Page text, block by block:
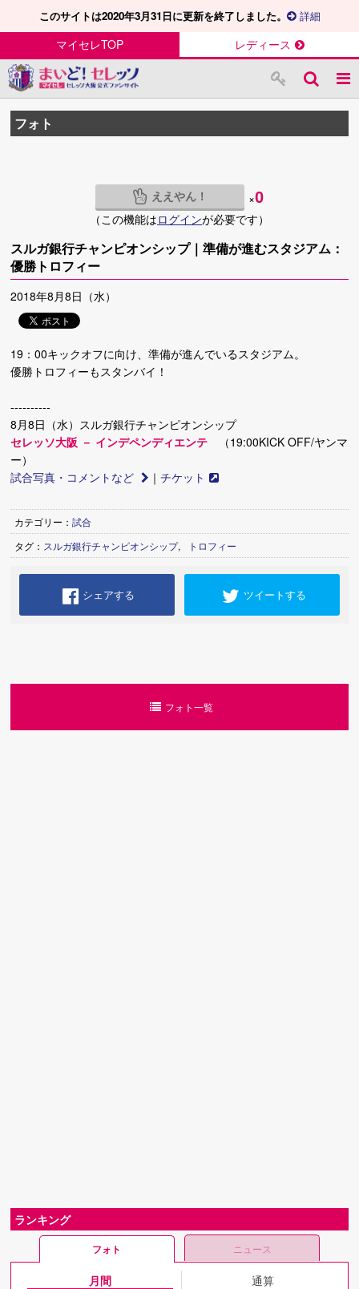
このサイトは2020年3月31日に更新を終了しました。 詳細
マイセレTOP レディース
フォト
ええやん！ ×0
（この機能はログインが必要です）
スルガ銀行チャンピオンシップ｜準備が進むスタジアム：
優勝トロフィー
2018年8月8日（水）
19：00キックオフに向け、準備が進んでいるスタジアム。
優勝トロフィーもスタンバイ！
----------
8月8日（水）スルガ銀行チャンピオンシップ
セレッソ大阪 － インデペンディエンテ （19:00KICK OFF/ヤンマ
ー）
試合写真・コメントなど
｜チケット
カテゴリー：試合
タグ： スルガ銀行チャンピオンシップ, トロフィー
シェアする ツイートする
フォト一覧
ランキング
フォト ニュース
月間 通算